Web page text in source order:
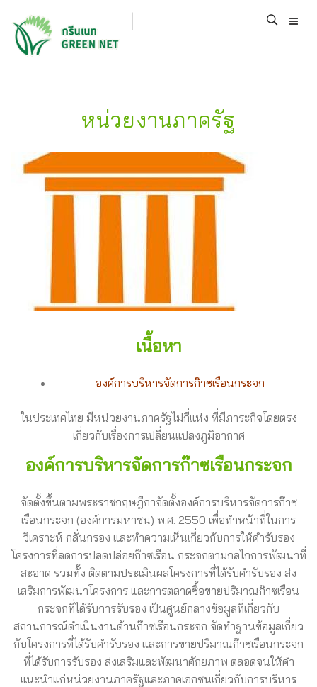
หน่วยงานภาครัฐ
เนื้อหา
องค์การบริหารจัดการก๊าซเรือนกระจก
ในประเทศไทย มีหน่วยงานภาครัฐไม่กี่แห่ง ที่มีภาระกิจโดยตรง
เกี่ยวกับเรื่องการเปลี่ยนแปลงภูมิอากาศ
องค์การบริหารจัดการก๊าซเรือนกระจก
จัดตั้งขึ้นตามพระราชกฤษฎีกาจัดตั้งองค์การบริหารจัดการก๊าซ
เรือนกระจก (องค์การมหาชน) พ.ศ. 2550 เพื่อทำหน้าที่ในการ
วิเคราะห์ กลั่นกรอง และทำความเห็นเกี่ยวกับการให้คำรับรอง
โครงการที่ลดการปลดปล่อยก๊าซเรือน กระจกตามกลไกการพัฒนาที่
สะอาด รวมทั้ง ติดตามประเมินผลโครงการที่ได้รับคำรับรอง ส่ง
เสริมการพัฒนาโครงการ และการตลาดซื้อขายปริมาณก๊าซเรือน
กระจกที่ได้รับการรับรอง เป็นศูนย์กลางข้อมูลที่เกี่ยวกับ
สถานการณ์ดำเนินงานด้านก๊าซเรือนกระจก จัดทำฐานข้อมูลเกี่ยว
กับโครงการที่ได้รับคำรับรอง และการขายปริมาณก๊าซเรือนกระจก
ที่ได้รับการรับรอง ส่งเสริมและพัฒนาศักยภาพ ตลอดจนให้คำ
แนะนำแก่หน่วยงานภาครัฐและภาคเอกชนเกี่ยวกับการบริหาร